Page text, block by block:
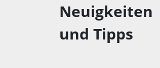
Neuigkeiten
und Tipps